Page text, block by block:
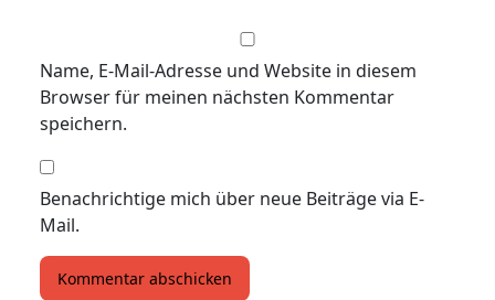
Name, E-Mail-Adresse und Website in diesem
Browser für meinen nächsten Kommentar
speichern.
Benachrichtige mich über neue Beiträge via E-
Mail.